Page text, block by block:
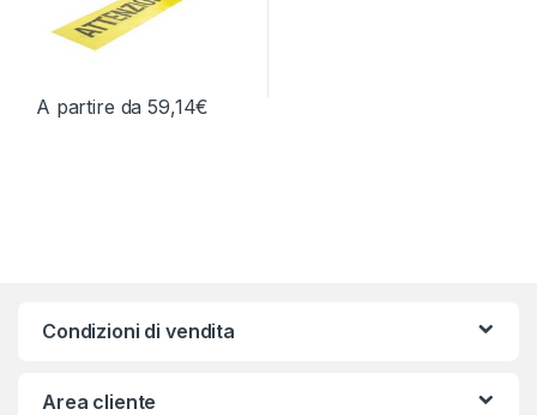
A partire da59,14€
Condizioni di vendita
Area cliente